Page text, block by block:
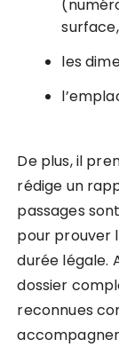
les
De plus, il
rédige un
passages
pour prouver
durée légale.
dossier
reconnues